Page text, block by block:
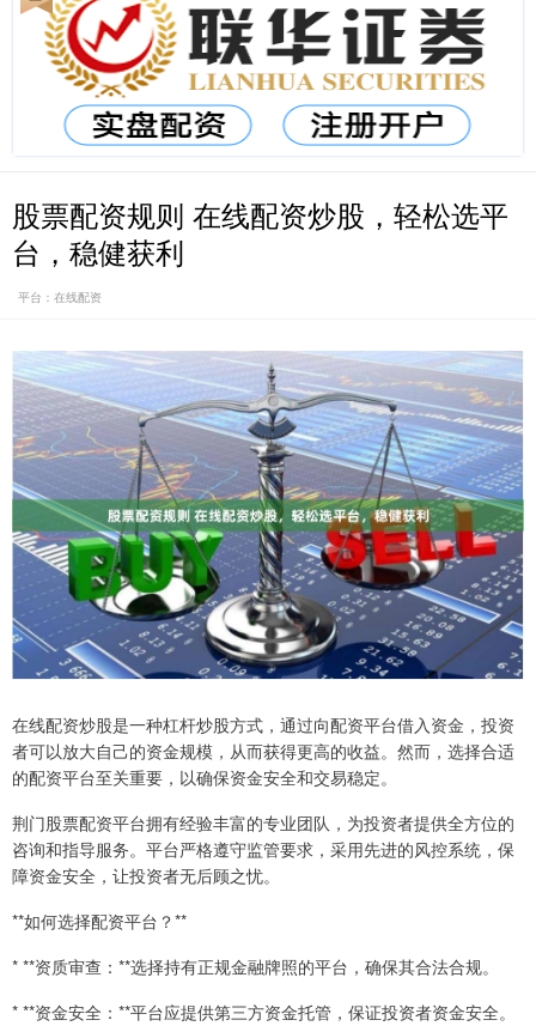
股票配资规则 在线配资炒股，轻松选平
台，稳健获利
平台：在线配资
在线配资炒股是一种杠杆炒股方式，通过向配资平台借入资金，投资
者可以放大自己的资金规模，从而获得更高的收益。然而，选择合适
的配资平台至关重要，以确保资金安全和交易稳定。
荆门股票配资平台拥有经验丰富的专业团队，为投资者提供全方位的
咨询和指导服务。平台严格遵守监管要求，采用先进的风控系统，保
障资金安全，让投资者无后顾之忧。
**如何选择配资平台？**
* **资质审查：**选择持有正规金融牌照的平台，确保其合法合规。
* **资金安全：**平台应提供第三方资金托管，保证投资者资金安全。